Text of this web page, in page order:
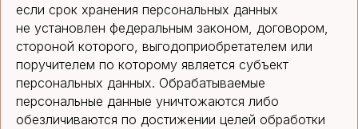
если срок хранения персональных данных
не установлен федеральным законом, договором,
стороной которого, выгодоприобретателем или
поручителем по которому является субъект
персональных данных. Обрабатываемые
персональные данные уничтожаются либо
обезличиваются по достижении целей обработки